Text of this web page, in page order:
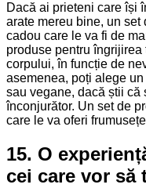
Dacă ai prieteni care își
arate mereu bine, un set
cadou care le va fi de
produse pentru
corpului, în funcție de
asemenea, poți alege
sau vegane, dacă știi că
înconjurător. Un set de
care le va oferi
15. O
cei care vor să